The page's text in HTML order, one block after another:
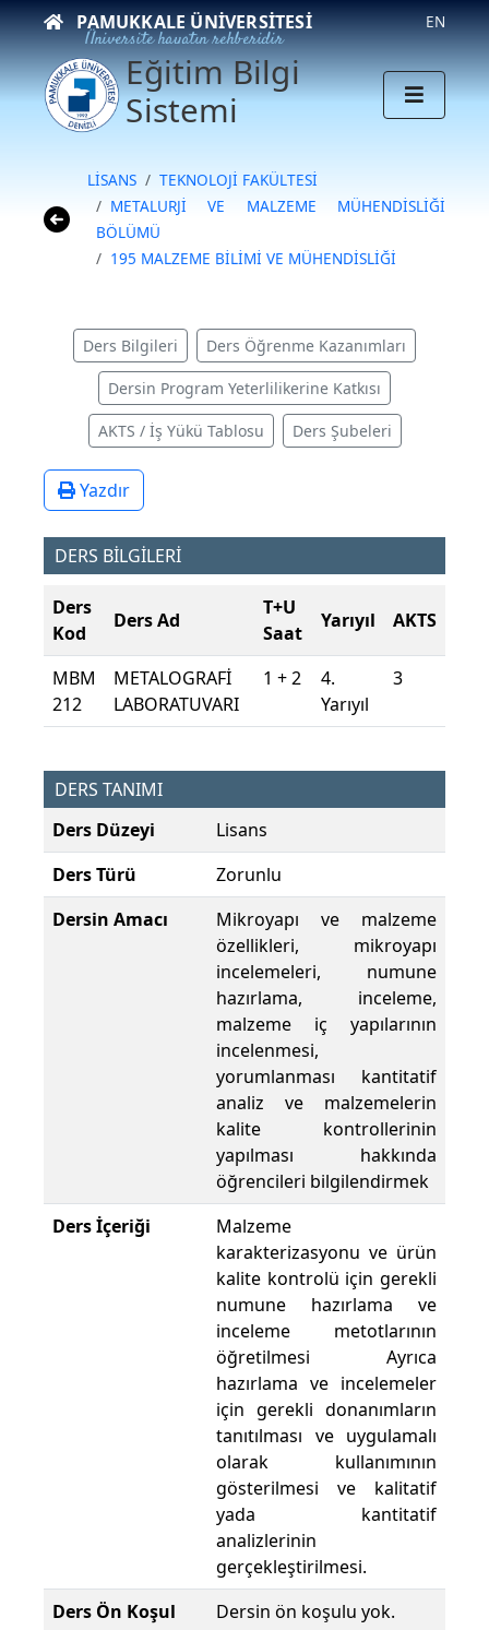
PAMUKKALE ÜNIVERSITESI
Üniversite hayatın rehberidir
EN
Eğitim Bilgi
Sistemi
LİSANS
TEKNOLOJİ FAKÜLTESİ
METALURJİ VE MALZEME MÜHENDİSLİĞİ
BÖLÜMÜ
195 MALZEME BİLİMİ VE MÜHENDİSLİĞİ
Ders Bilgileri Ders Öğrenme Kazanımları
Dersin Program Yeterlilikerine Katkısı
AKTS / İş Yükü Tablosu Ders Şubeleri
Yazdır
DERS BİLGİLERİ
Ders
Kod
Ders Ad
T+U
Saat
Yarıyıl AKTS
MBM
212
METALOGRAFİ
LABORATUVARI
1 + 2
4.
Yarıyıl
3
DERS TANIMI
Ders Düzeyi
Lisans
Ders Türü
Zorunlu
Dersin Amacı
Mikroyapı ve malzeme
özellikleri, mikroyapı
incelemeleri, numune
hazırlama, inceleme,
malzeme iç yapılarının
incelenmesi,
yorumlanması kantitatif
analiz ve malzemelerin
kalite kontrollerinin
yapılması hakkında
öğrencileri bilgilendirmek
Ders İçeriği
Malzeme
karakterizasyonu ve ürün
kalite kontrolü için gerekli
numune hazırlama ve
inceleme metotlarının
öğretilmesi Ayrıca
hazırlama ve incelemeler
için gerekli donanımların
tanıtılması ve uygulamalı
olarak kullanımının
gösterilmesi ve kalitatif
yada kantitatif
analizlerinin
gerçekleştirilmesi.
Ders Ön Koşul
Dersin ön koşulu yok.